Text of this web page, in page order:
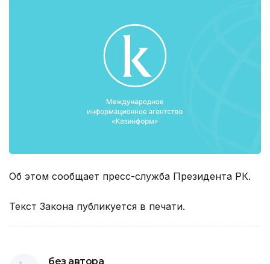
Об этом сообщает пресс-служба Президента РК.
Текст Закона публикуется в печати.
без автора